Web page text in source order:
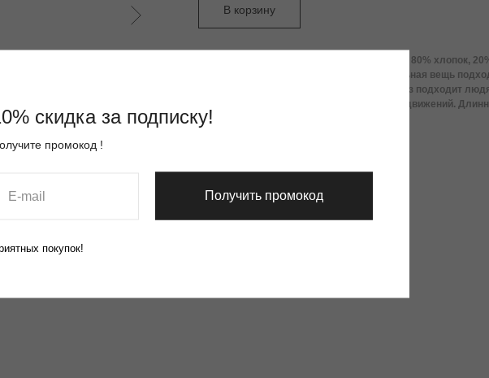
В корзину
Плотность футера 320 г/м2, в составе худи 80% хлопок,
комфорт в прохладную погоду. Универсальная вещь
свободного кроя. Широкая модель оверсайз подходит
Спущенные плечи обеспечивают свободу движений.
скидка за подписку!
промокод !
Получить промокод
покупок!